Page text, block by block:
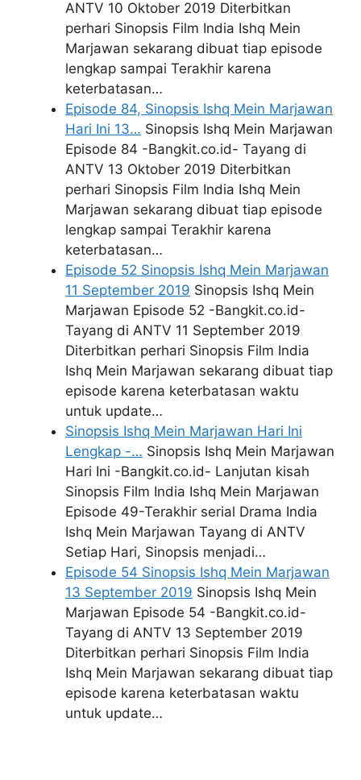
ANTV 10 Oktober 2019 Diterbitkan
perhari Sinopsis Film India Ishq Mein
Marjawan sekarang dibuat tiap episode
lengkap sampai Terakhir karena
keterbatasan…
Episode 84, Sinopsis Ishq Mein Marjawan
Hari Ini 13… Sinopsis Ishq Mein Marjawan
Episode 84 -Bangkit.co.id- Tayang di
ANTV 13 Oktober 2019 Diterbitkan
perhari Sinopsis Film India Ishq Mein
Marjawan sekarang dibuat tiap episode
lengkap sampai Terakhir karena
keterbatasan…
Episode 52 Sinopsis Ishq Mein Marjawan
11 September 2019 Sinopsis Ishq Mein
Marjawan Episode 52 -Bangkit.co.id-
Tayang di ANTV 11 September 2019
Diterbitkan perhari Sinopsis Film India
Ishq Mein Marjawan sekarang dibuat tiap
episode karena keterbatasan waktu
untuk update…
Sinopsis Ishq Mein Marjawan Hari Ini
Lengkap -… Sinopsis Ishq Mein Marjawan
Hari Ini -Bangkit.co.id- Lanjutan kisah
Sinopsis Film India Ishq Mein Marjawan
Episode 49-Terakhir serial Drama India
Ishq Mein Marjawan Tayang di ANTV
Setiap Hari, Sinopsis menjadi…
Episode 54 Sinopsis Ishq Mein Marjawan
13 September 2019 Sinopsis Ishq Mein
Marjawan Episode 54 -Bangkit.co.id-
Tayang di ANTV 13 September 2019
Diterbitkan perhari Sinopsis Film India
Ishq Mein Marjawan sekarang dibuat tiap
episode karena keterbatasan waktu
untuk update…